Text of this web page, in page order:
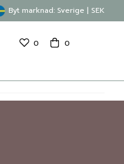
Byt marknad: Sverige | SEK
0
0